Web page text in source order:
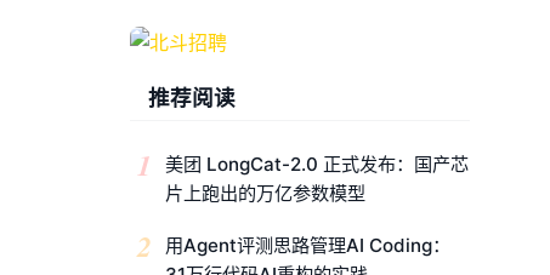
推荐阅读
1
美团 LongCat-2.0 正式发布：国产芯
片上跑出的万亿参数模型
2
用Agent评测思路管理AI Coding：